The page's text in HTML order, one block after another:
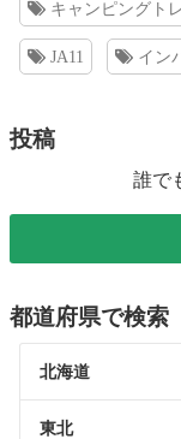
キャンピングト
JA11 イン
投稿
誰で
都道府県で検索
北海道
東北